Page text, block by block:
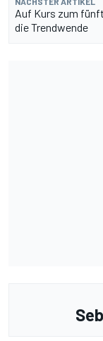
Auf Kurs zum
die Trendwende